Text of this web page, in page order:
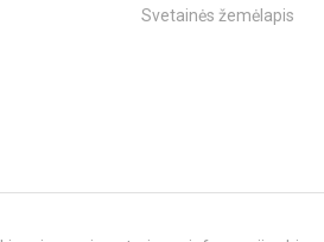
Svetainės žemėlapis